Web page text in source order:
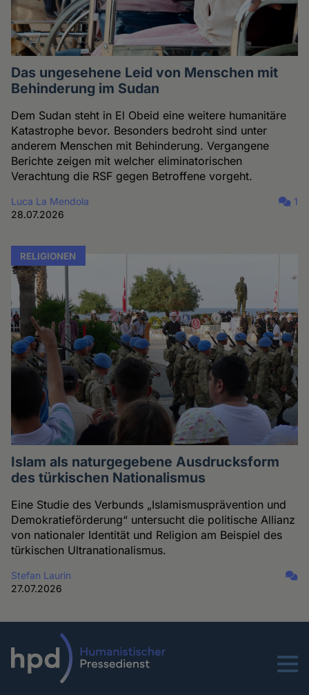
Das ungesehene Leid von Menschen mit
Behinderung im Sudan
Dem Sudan steht in El Obeid eine weitere humanitäre
Katastrophe bevor. Besonders bedroht sind unter
anderem Menschen mit Behinderung. Vergangene
Berichte zeigen mit welcher eliminatorischen
Verachtung die RSF gegen Betroffene vorgeht.
Luca La Mendola
28.07.2026
1
RELIGIONEN
Islam als naturgegebene Ausdrucksform
des türkischen Nationalismus
Eine Studie des Verbunds „Islamismusprävention und
Demokratieförderung“ untersucht die politische Allianz
von nationaler Identität und Religion am Beispiel des
türkischen Ultranationalismus.
Stefan Laurin
27.07.2026
Menu